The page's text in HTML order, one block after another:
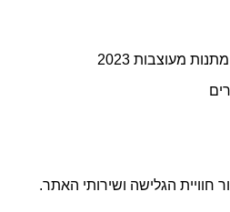
מעוצבות 2023
חוויית הגלישה ושירותי האתר.